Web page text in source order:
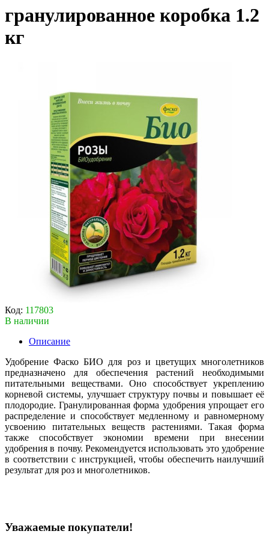
гранулированное коробка 1.2
кг
Код: 117803
В наличии
Описание
Удобрение Фаско БИО для роз и цветущих многолетников
предназначено для обеспечения растений необходимыми
питательными веществами. Оно способствует укреплению
корневой системы, улучшает структуру почвы и повышает её
плодородие. Гранулированная форма удобрения упрощает его
распределение и способствует медленному и равномерному
усвоению питательных веществ растениями. Такая форма
также способствует экономии времени при внесении
удобрения в почву. Рекомендуется использовать это удобрение
в соответствии с инструкцией, чтобы обеспечить наилучший
результат для роз и многолетников.
Уважаемые покупатели!